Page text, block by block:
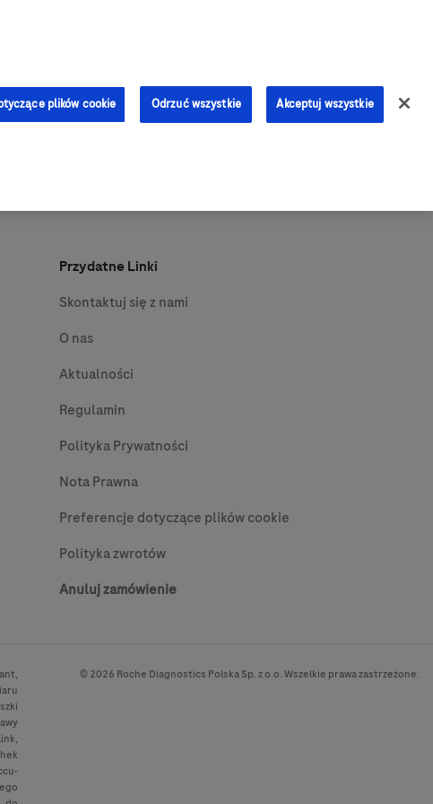
Przydatne Linki
Skontaktuj się z nami
O nas
Aktualności
Regulamin
Polityka Prywatności
Nota Prawna
Preferencje dotyczące plików cookie
Polityka zwrotów
Anuluj zamówienie
© 2026 Roche Diagnostics Polska Sp. z o.o. Wszelkie prawa zastrzeżone.
plików cookie Odrzuć wszystkie Akceptuj wszystkie